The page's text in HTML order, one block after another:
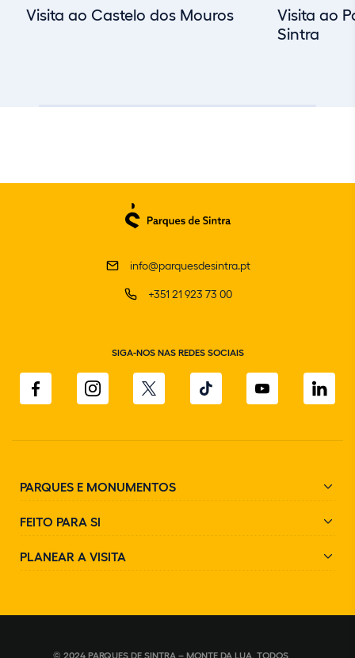
Visita ao Castelo dos Mouros
Visita ao
Sintra
info@parquesdesintra.pt
+351 21 923 73 00
SIGA-NOS NAS REDES SOCIAIS
PARQUES E MONUMENTOS
FEITO PARA SI
PLANEAR A VISITA
© 2024 PARQUES DE SINTRA – MONTE DA LUA. TODOS